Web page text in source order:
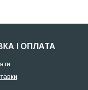
І ОПЛАТА